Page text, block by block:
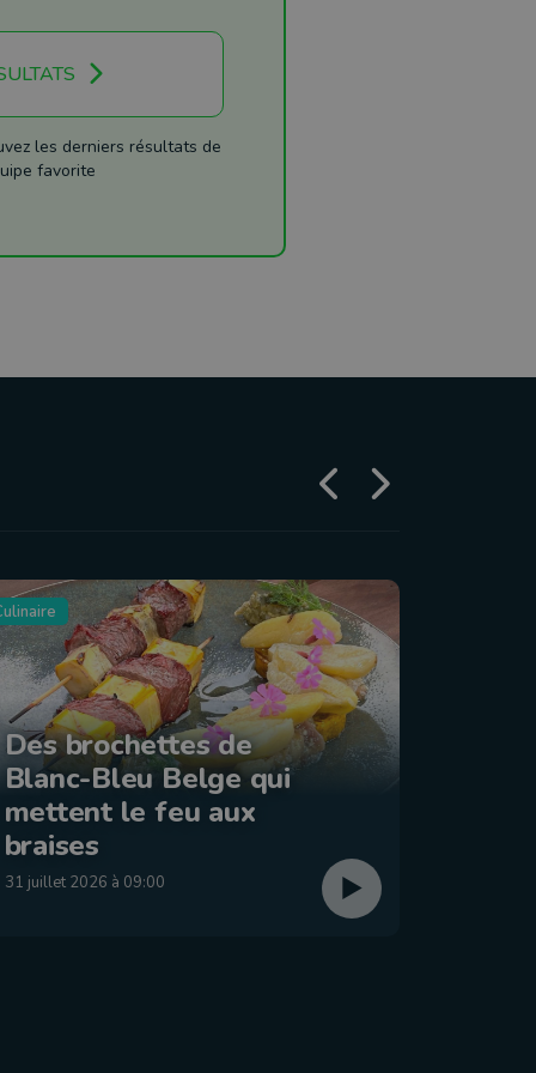
les derniers résultats de
favorite
Des brochettes de
Blanc-Bleu Belge qui
mettent le feu aux
braises
31 juillet 2026 à 09:00